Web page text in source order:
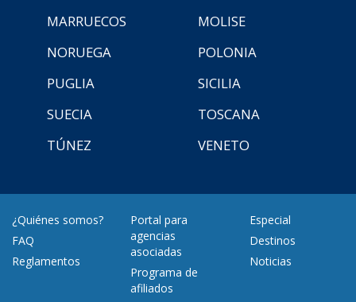
MARRUECOS
MOLISE
NORUEGA
POLONIA
PUGLIA
SICILIA
SUECIA
TOSCANA
TÚNEZ
VENETO
¿Quiénes somos?
FAQ
Reglamentos
Portal para
agencias
asociadas
Programa de
afiliados
Especial
Destinos
Noticias